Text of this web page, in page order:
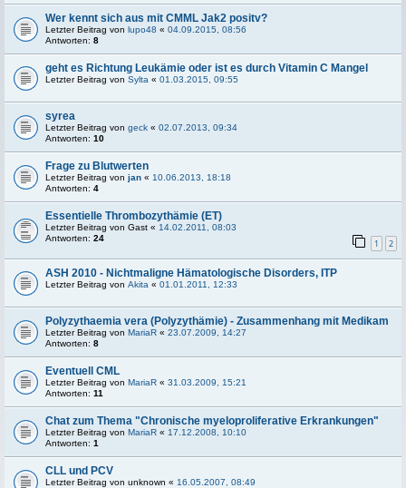
Wer kennt sich aus mit CMML Jak2 positv?
Letzter Beitrag von lupo48 « 04.09.2015, 08:56
Antworten: 8
geht es Richtung Leukämie oder ist es durch Vitamin C Mangel
Letzter Beitrag von Sylta « 01.03.2015, 09:55
syrea
Letzter Beitrag von geck « 02.07.2013, 09:34
Antworten: 10
Frage zu Blutwerten
Letzter Beitrag von jan « 10.06.2013, 18:18
Antworten: 4
Essentielle Thrombozythämie (ET)
Letzter Beitrag von Gast « 14.02.2011, 08:03
Antworten: 24 1 2
ASH 2010 - Nichtmaligne Hämatologische Disorders, ITP
Letzter Beitrag von Akita « 01.01.2011, 12:33
Polyzythaemia vera (Polyzythämie) - Zusammenhang mit Medikam
Letzter Beitrag von MariaR « 23.07.2009, 14:27
Antworten: 8
Eventuell CML
Letzter Beitrag von MariaR « 31.03.2009, 15:21
Antworten: 11
Chat zum Thema "Chronische myeloproliferative Erkrankungen"
Letzter Beitrag von MariaR « 17.12.2008, 10:10
Antworten: 1
CLL und PCV
Letzter Beitrag von unknown « 16.05.2007, 08:49